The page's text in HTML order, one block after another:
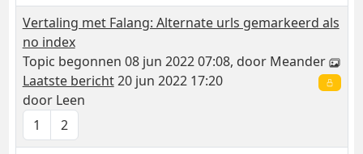
Vertaling met Falang: Alternate urls gemarkeerd als
no index
Topic begonnen 08 jun 2022 07:08, door Meander
Laatste bericht20 jun 2022 17:20
door Leen
1
2